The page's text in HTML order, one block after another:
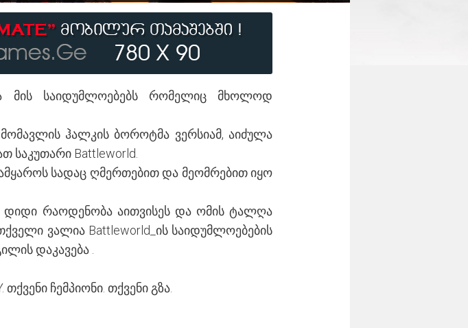
მის საიდუმლოებებს რომელიც მხოლოდ
ჰალკის ბოროტმა ვერსიამ, აიძულა
საკუთარი Battleworld.
სადაც ღმერთებით და მეომრებით იყო
დიდი რაოდენობა აითვისეს და ომის ტალღა
ვალია Battleworld_ის საიდუმლოებების
დაკავება .
თქვენი ჩემპიონი. თქვენი გზა.